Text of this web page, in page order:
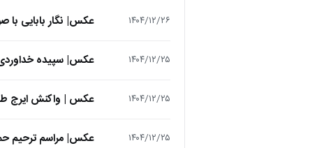
۱۴۰۴/۱۲/۲۶ عکس| نگار بابایی
۱۴۰۴/۱۲/۲۵ عکس| سپیده خداوردی در 25 سالگی در اولین فیلمش در کنار
۱۴۰۴/۱۲/۲۵ عکس | واکنش ایرج
۱۴۰۴/۱۲/۲۵ عکس| مراسم ترحیم